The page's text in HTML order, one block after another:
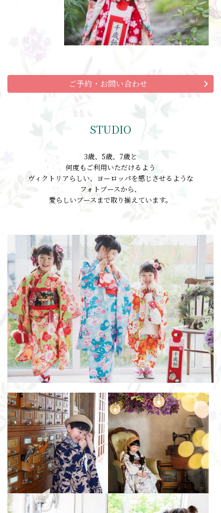
ご予約・お問い合わせ
STUDIO
3歳、5歳、7歳と
何度もご利用いただけるよう
ヴィクトリアらしい、ヨーロッパを感じさせるような
フォトブースから、
愛らしいブースまで取り揃えています。